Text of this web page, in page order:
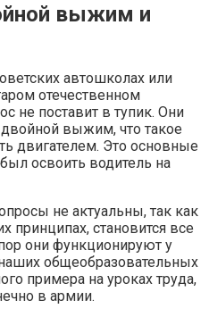
выжим и
автошколах или
отечественном
не поставит в тупик. Они
двойной выжим, что такое
двигателем. Это основные
освоить водитель на
не актуальны, так как
принципах, становится все
они функционируют у
общеобразовательных
примера на уроках труда,
в армии.